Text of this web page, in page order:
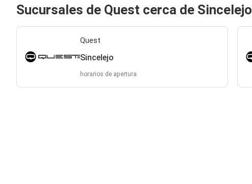
Sucursales de Quest cerca de Sincelejo
Quest
Sincelejo
horarios de apertura